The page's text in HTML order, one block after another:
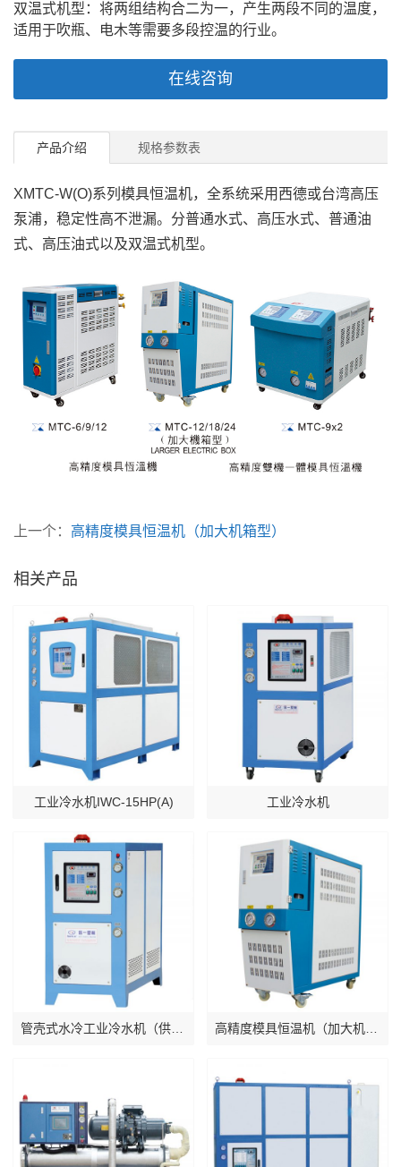
双温式机型：将两组结构合二为一，产生两段不同的温度，
适用于吹瓶、电木等需要多段控温的行业。
在线咨询
产品介绍 规格参数表
XMTC-W(O)系列模具恒温机，全系统采用西德或台湾高压
泵浦，稳定性高不泄漏。分普通水式、高压水式、普通油
式、高压油式以及双温式机型。
上一个： 高精度模具恒温机（加大机箱型）
相关产品
工业冷水机IWC-15HP(A) 工业冷水机
管壳式水冷工业冷水机（供吹膜专用 ） 高精度模具恒温机（加大机箱型）